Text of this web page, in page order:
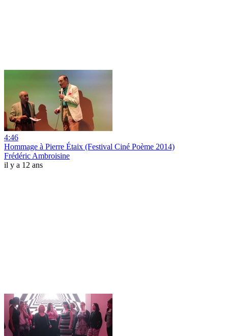
4:46
Hommage à Pierre Étaix (Festival Ciné Poème 2014)
Frédéric Ambroisine
il y a 12 ans